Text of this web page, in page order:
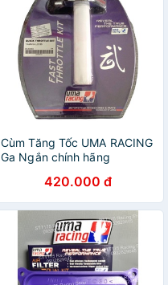
Cùm Tăng Tốc UMA RACING
Ga Ngắn chính hãng
420.000 đ